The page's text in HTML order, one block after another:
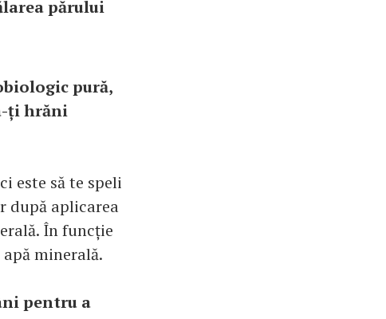
părului
pură,
ți hrăni
este să te speli
după aplicarea
În funcție
minerală.
pentru a